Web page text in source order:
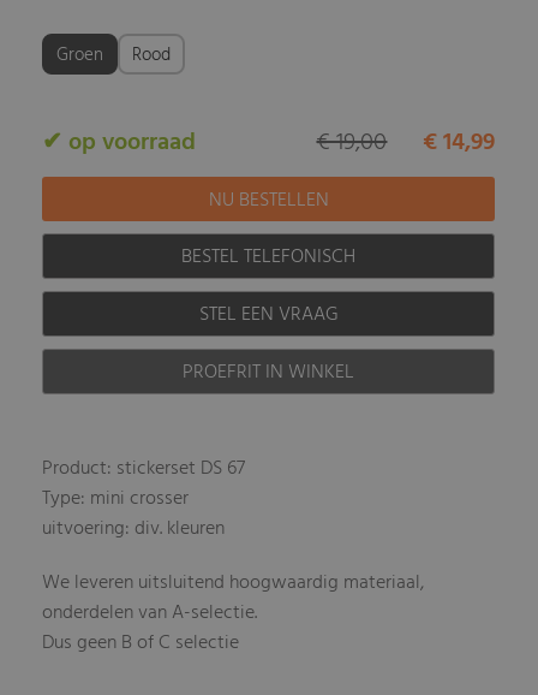
Groen Rood
✔ op voorraad € 14,99
€ 19,00
BESTEL TELEFONISCH
STEL EEN VRAAG
PROEFRIT IN WINKEL
Product: stickerset DS 67
Type: mini crosser
uitvoering: div. kleuren
We leveren uitsluitend hoogwaardig materiaal,
onderdelen van A-selectie.
Dus geen B of C selectie